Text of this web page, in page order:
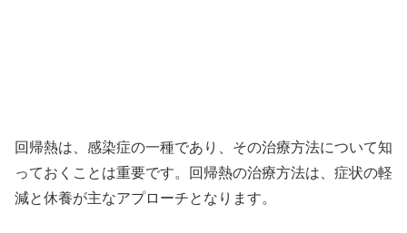
回帰熱は、感染症の一種であり、その治療方法について知
っておくことは重要です。回帰熱の治療方法は、症状の軽
減と休養が主なアプローチとなります。